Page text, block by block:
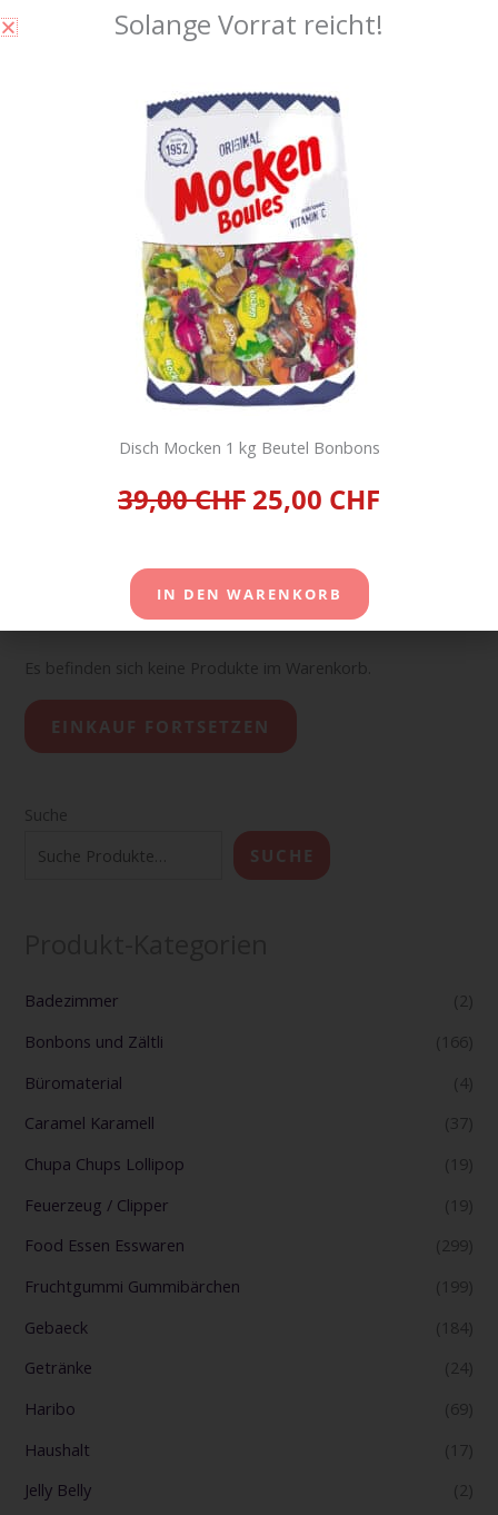
Chupa Chups Original 12g
Versandkosten
WARENKORB
Warenkorb
Es befinden sich keine Produkte im Warenkorb.
EINKAUF FORTSETZEN
Suche
SUCHE
Badezimmer
(2)
Bonbons und Zältli
(166)
Büromaterial
(4)
Caramel Karamell
(37)
Chupa Chups Lollipop
(19)
Feuerzeug / Clipper
(19)
Food Essen Esswaren
(299)
Fruchtgummi Gummibärchen
(199)
Gebaeck
(184)
Getränke
(24)
Haribo
(69)
Haushalt
(17)
Jelly Belly
(2)
Solange Vorrat reicht!
Disch Mocken 1 kg Beutel Bonbons
39,00 CHF 25,00 CHF
IN DEN WARENKORB